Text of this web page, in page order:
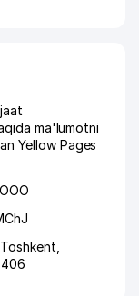
ma'lumotni
Yellow Pages
ООО
Toshkent
406